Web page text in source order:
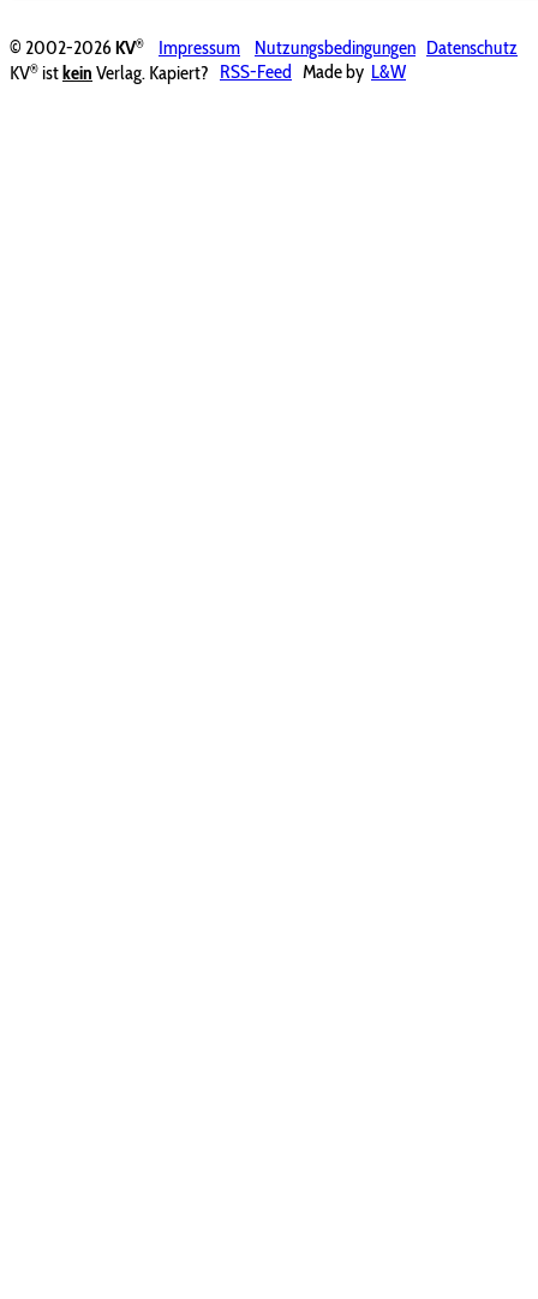
© 2002-2026KV® Impressum Nutzungsbedingungen Datenschutz
KV® istkein Verlag. Kapiert? RSS-Feed Made by L&W